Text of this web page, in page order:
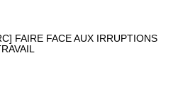
FAIRE FACE AUX IRRUPTIONS